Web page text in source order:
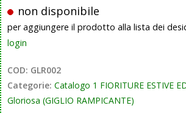
non disponibile
per aggiungere il prodotto alla lista dei
login
COD: GLR002
Categorie: Catalogo 1 FIORITURE ESTIVE
Gloriosa (GIGLIO RAMPICANTE)